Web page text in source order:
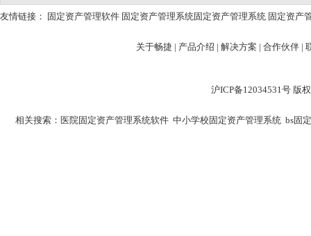
友情链接： 固定资产管理软件 固定资产管理系统固定资产管理系统 固定资产
关于畅捷 | 产品介绍 | 解决方案 | 合作伙伴 |
沪ICP备12034531号 版
相关搜索： 医院固定资产管理系统软件 中小学校固定资产管理系统 bs固